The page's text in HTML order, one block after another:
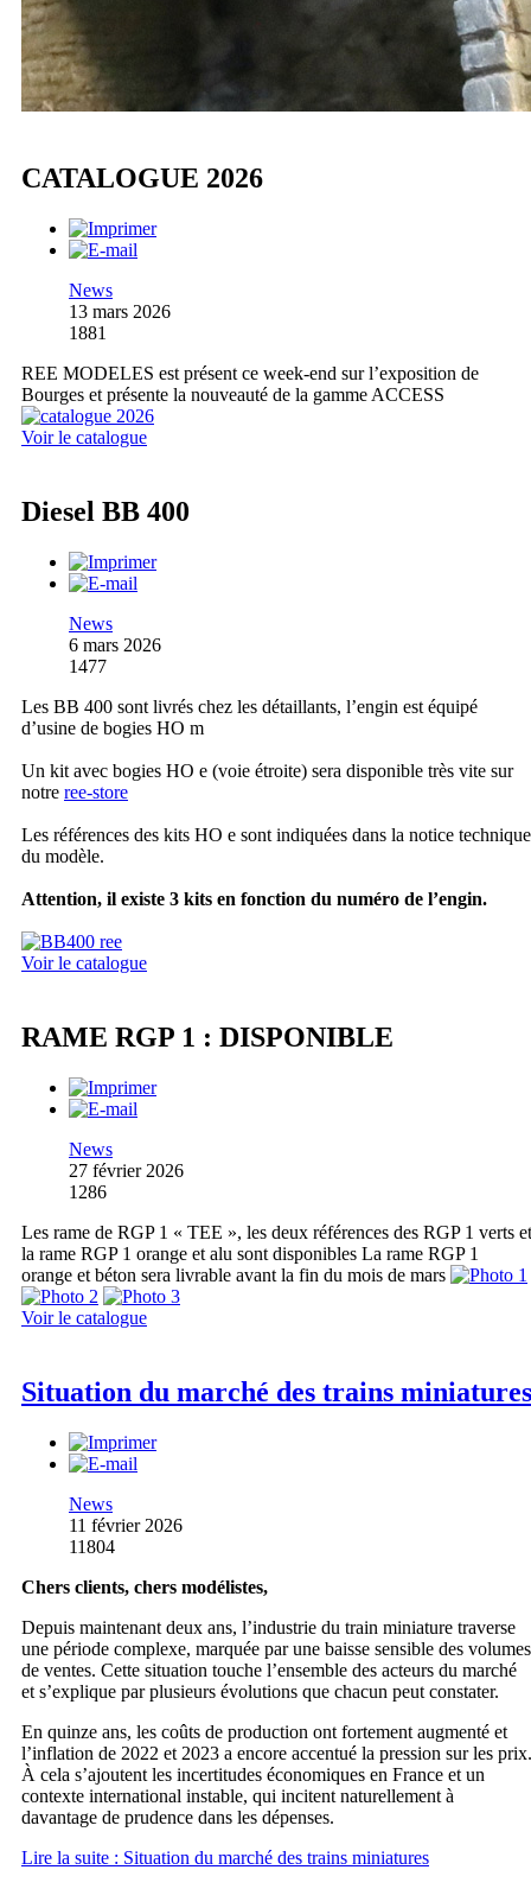
CATALOGUE 2026
News
13 mars 2026
1881
REE MODELES est présent ce week-end sur l’exposition de
Bourges et présente la nouveauté de la gamme ACCESS
Voir le catalogue
Diesel BB 400
News
6 mars 2026
1477
Les BB 400 sont livrés chez les détaillants, l’engin est équipé
d’usine de bogies HO m
Un kit avec bogies HO e (voie étroite) sera disponible très vite sur
notre ree-store
Les références des kits HO e sont indiquées dans la notice technique
du modèle.
Attention, il existe 3 kits en fonction du numéro de l’engin.
Voir le catalogue
RAME RGP 1 : DISPONIBLE
News
27 février 2026
1286
Les rame de RGP 1 « TEE », les deux références des RGP 1 verts et
la rame RGP 1 orange et alu sont disponibles La rame RGP 1
orange et béton sera livrable avant la fin du mois de mars
Voir le catalogue
Situation du marché des trains miniatures
News
11 février 2026
11804
Chers clients, chers modélistes,
Depuis maintenant deux ans, l’industrie du train miniature traverse
une période complexe, marquée par une baisse sensible des volumes
de ventes. Cette situation touche l’ensemble des acteurs du marché
et s’explique par plusieurs évolutions que chacun peut constater.
En quinze ans, les coûts de production ont fortement augmenté et
l’inflation de 2022 et 2023 a encore accentué la pression sur les prix.
À cela s’ajoutent les incertitudes économiques en France et un
contexte international instable, qui incitent naturellement à
davantage de prudence dans les dépenses.
Lire la suite : Situation du marché des trains miniatures